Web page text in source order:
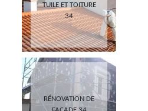
TUILE ET TOITURE
34
RÉNOVATION DE